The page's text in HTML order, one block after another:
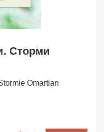
Сторми
Omartian